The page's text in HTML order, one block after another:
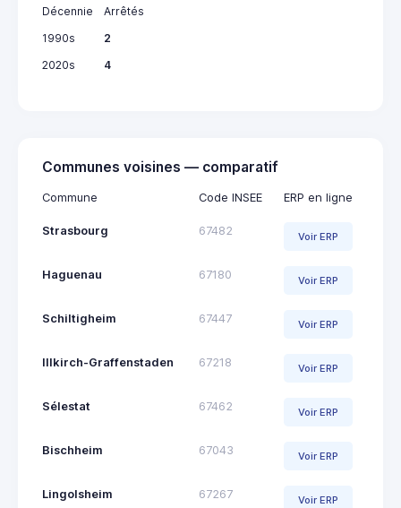
Décennie
Arrêtés
1990s
2
2020s
4
Communes voisines — comparatif
Commune Code INSEE ERP en ligne
Strasbourg 67482 Voir ERP
Haguenau 67180 Voir ERP
Schiltigheim 67447 Voir ERP
Illkirch-Graffenstaden 67218 Voir ERP
Sélestat 67462 Voir ERP
Bischheim 67043 Voir ERP
Lingolsheim 67267 Voir ERP